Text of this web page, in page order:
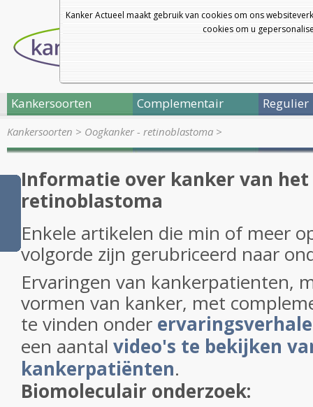
Kanker Actueel maakt gebruik van cookies om ons
cookies om u
Kankersoorten Complementair Regulier
Kankersoorten > Oogkanker - retinoblastoma >
Informatie over kanker van
retinoblastoma
Enkele artikelen die min of meer
volgorde zijn gerubriceerd naar
Ervaringen van kankerpatienten,
vormen van kanker, met
te vinden onder
een aantal video's te bekijken
kankerpatiënten.
Biomoleculair onderzoek: